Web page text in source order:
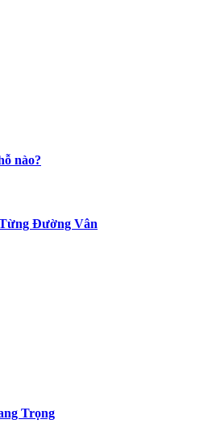
nào?
Đường Vân
Trọng